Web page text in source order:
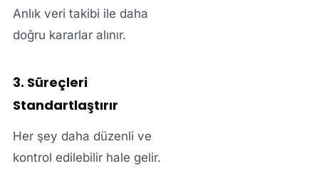
Anlık veri takibi ile daha
doğru kararlar alınır.
3. Süreçleri
Standartlaştırır
Her şey daha düzenli ve
kontrol edilebilir hale gelir.